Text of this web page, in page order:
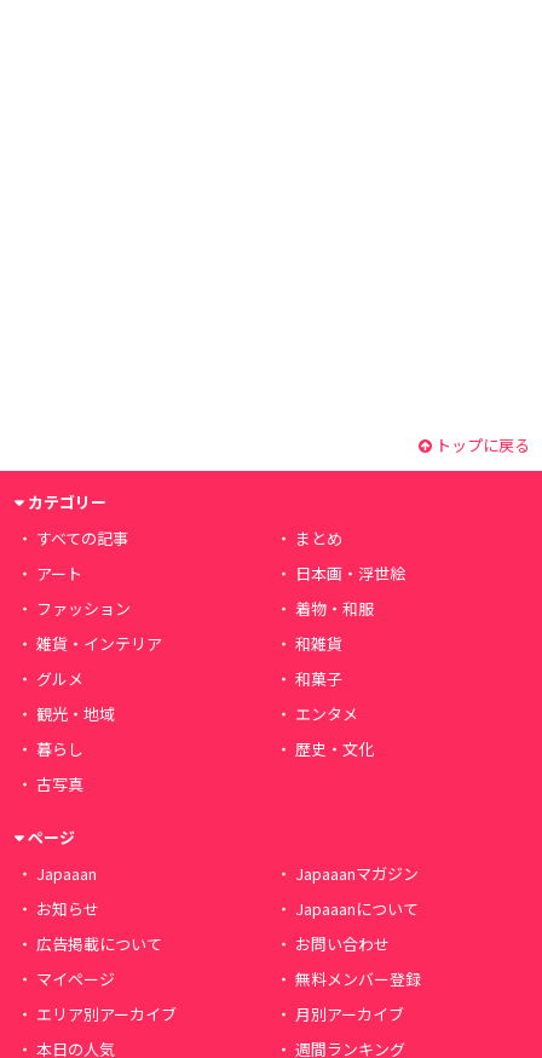
トップに戻る
カテゴリー
すべての記事
まとめ
アート
日本画・浮世絵
ファッション
着物・和服
雑貨・インテリア
和雑貨
グルメ
和菓子
観光・地域
エンタメ
暮らし
歴史・文化
古写真
ページ
Japaaan
Japaaanマガジン
お知らせ
Japaaanについて
広告掲載について
お問い合わせ
マイページ
無料メンバー登録
エリア別アーカイブ
月別アーカイブ
本日の人気
週間ランキング